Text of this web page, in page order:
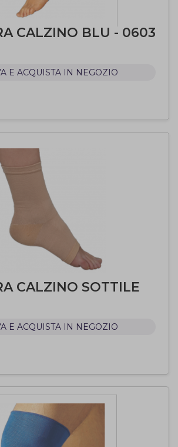
CALZINO BLU - 0603
E ACQUISTA IN NEGOZIO
CALZINO SOTTILE
E ACQUISTA IN NEGOZIO